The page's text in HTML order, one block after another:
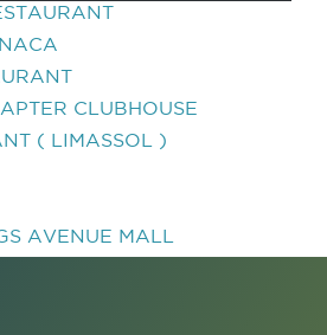
CLUBHOUSE
( LIMASSOL )
AVENUE MALL